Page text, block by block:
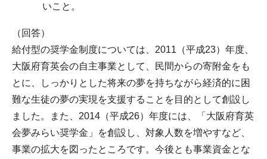
いこと。
（回答）
給付型の奨学金制度については、2011（平成23）年度、
大阪府育英会の自主事業として、民間からの寄附金をも
とに、しっかりとした将来の夢を持ちながら経済的に困
難な生徒の夢の実現を支援することを目的として創設し
ました。また、2014（平成26）年度には、「大阪府育英
会夢みらい奨学金」を創設し、対象人数を増やすなど、
事業の拡大を図ったところです。今後とも事業資金とな